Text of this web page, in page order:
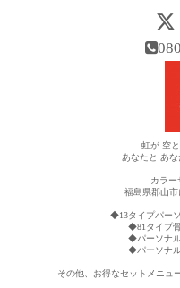
虹が 空
あなたと あ
カラー
福島県郡山
◆13タイプパー
◆81タイプ
◆パーソナ
◆パーソナ
その他、お得なセットメニュ